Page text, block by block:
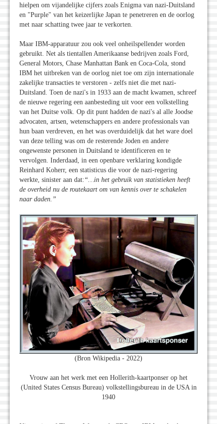
hielpen om vijandelijke cijfers zoals Enigma van nazi-Duitsland
en "Purple" van het keizerlijke Japan te penetreren en de oorlog
met naar schatting twee jaar te verkorten.
Maar IBM-apparatuur zou ook veel onheilspellender worden
gebruikt. Net als tientallen Amerikaanse bedrijven zoals Ford,
General Motors, Chase Manhattan Bank en Coca-Cola, stond
IBM het uitbreken van de oorlog niet toe om zijn internationale
zakelijke transacties te verstoren - zelfs niet die met nazi-
Duitsland. Toen de nazi's in 1933 aan de macht kwamen, schreef
de nieuwe regering een aanbesteding uit voor een volkstelling
van het Duitse volk. Op dit punt hadden de nazi's al alle Joodse
advocaten, artsen, wetenschappers en andere professionals van
hun baan verdreven, en het was overduidelijk dat het ware doel
van deze telling was om de resterende Joden en andere
ongewenste personen in Duitsland te identificeren en te
vervolgen. Inderdaad, in een openbare verklaring kondigde
Reinhard Koherr, een statisticus die voor de nazi-regering
werkte, sinister aan dat: “…in het gebruik van statistieken heeft
de overheid nu de routekaart om van kennis over te schakelen
naar daden.”
(Bron Wikipedia - 2022)
Vrouw aan het werk met een Hollerith-kaartponser op het
(United States Census Bureau) volkstellingsbureau in de USA in
1940